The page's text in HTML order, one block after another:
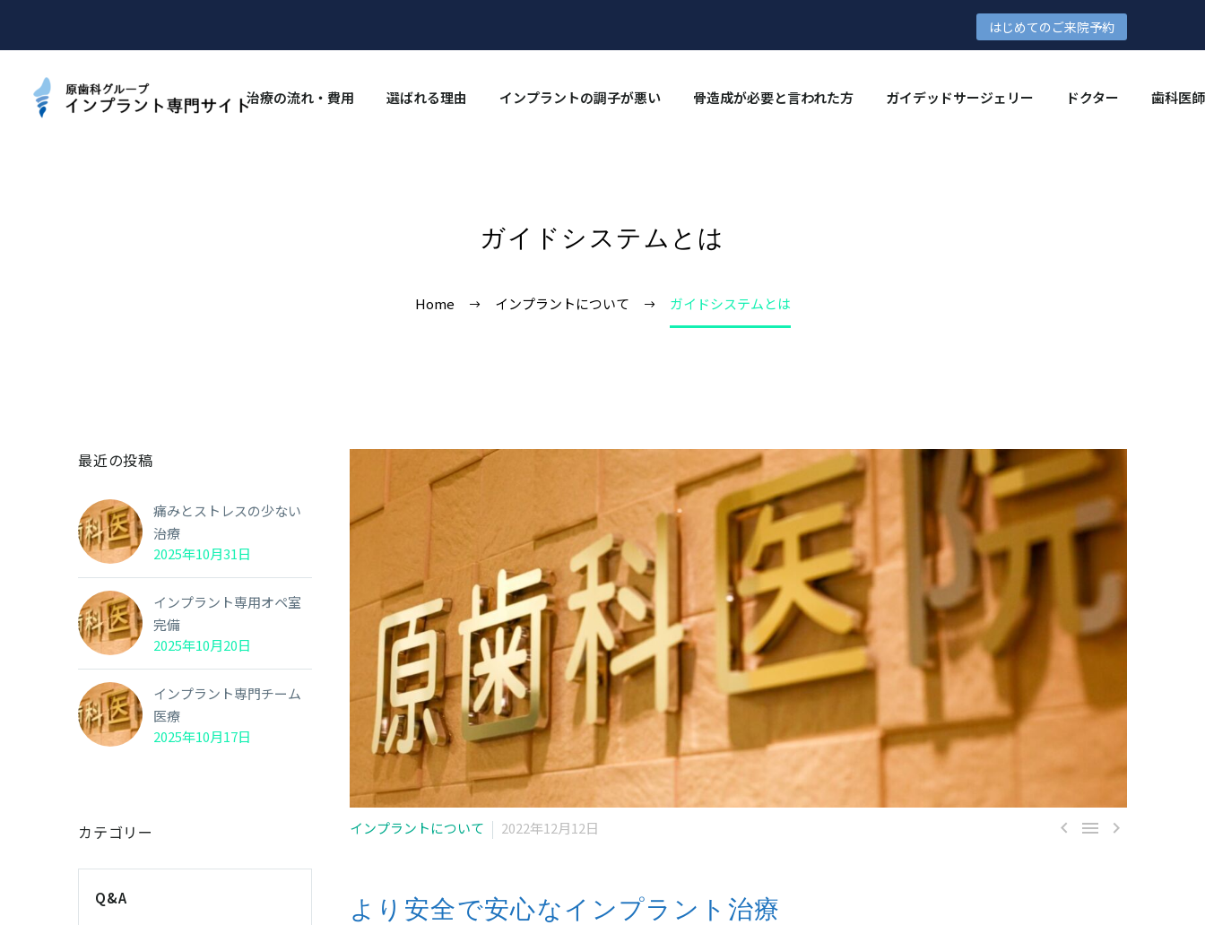
はじめてのご来院予約
治療の流れ・費用 選ばれる理由 インプラントの調⼦が悪い 骨造成が必要と言われた方 ガイデッドサージェリー ドクター 歯科医
ガイドシステムとは
Home インプラントについて ガイドシステムとは
  
インプラントについて 2022年12月12日
より安全で安心なインプラント治療
最近の投稿
痛みとストレスの少ない
治療
2025年10月31日
インプラント専用オペ室
完備
2025年10月20日
インプラント専門チーム
医療
2025年10月17日
カテゴリー
Q&A